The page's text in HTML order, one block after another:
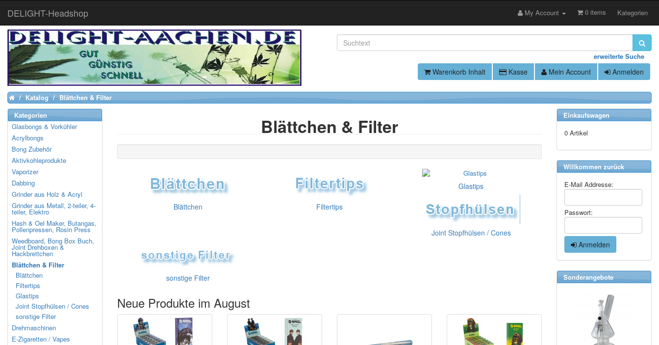
erweiterte Suche
Warenkorb Inhalt Kasse Mein Account Anmelden
HomeKatalog Blättchen & Filter
Blättchen & Filter
Blättchen Filtertips
Glastips
Joint Stopfhülsen / Cones
sonstige Filter
Neue Produkte im August
Kategorien
Glasbongs & Vorkühler
Acrylbongs
Bong Zubehör
Aktivkohleprodukte
Vaporizer
Dabbing
Grinder aus Holz & Acryl
Grinder aus Metall, 2-teiler, 4-
teiler, Elektro
Hash & Oel Maker, Butangas,
Pollenpressen, Rosin Press
Weedboard, Bong Box Buch,
Joint Drehboxen &
Hackbrettchen
Blättchen & Filter
Blättchen
Filtertips
Glastips
Joint Stopfhülsen / Cones
sonstige Filter
Drehmaschinen
E-Zigaretten / Vapes
Einkaufswagen
0 Artikel
Willkommen zurück
E-Mail Addresse:
Passwort:
Anmelden
Sonderangebote
DELIGHT-Headshop My Account 0 items Kategorien